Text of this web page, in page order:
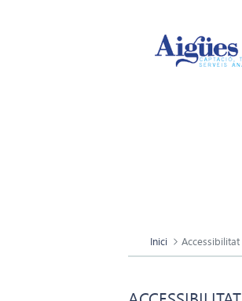
Inici Accessibilitat